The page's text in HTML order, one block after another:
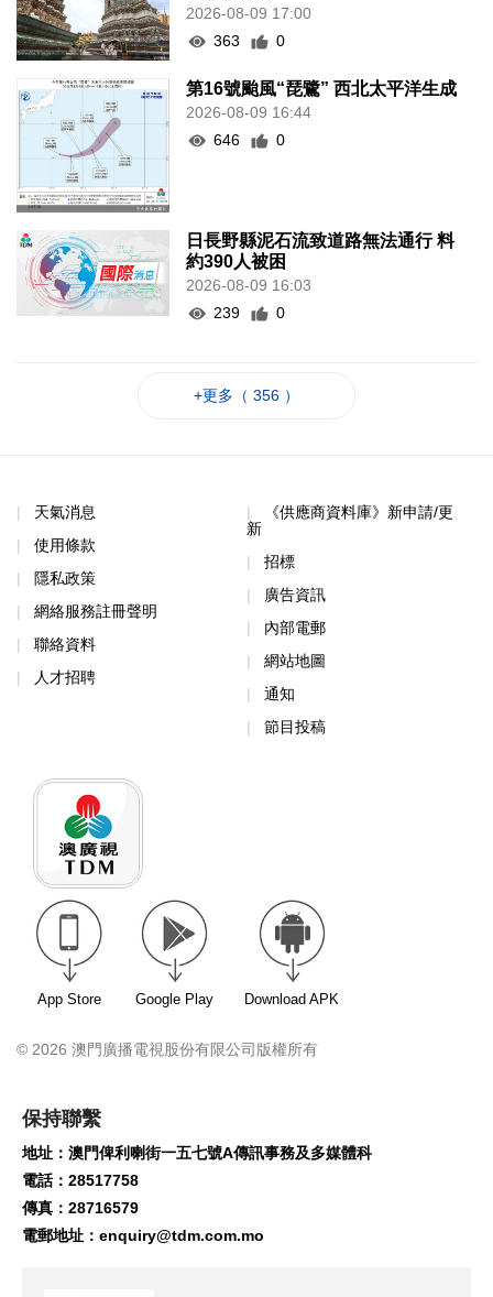
2026-08-09 17:00
363
0
第16號颱風“琵鷺” 西北太平洋生成
2026-08-09 16:44
646
0
日長野縣泥石流致道路無法通行 料
約390人被困
2026-08-09 16:03
239
0
+更多（ 356 ）
天氣消息
使用條款
隱私政策
網絡服務註冊聲明
聯絡資料
人才招聘
《供應商資料庫》新申請/更
新
招標
廣告資訊
內部電郵
網站地圖
通知
節目投稿
App Store Google Play Download APK
© 2026 澳門廣播電視股份有限公司版權所有
保持聯繫
地址：澳門俾利喇街一五七號A傳訊事務及多媒體科
電話：28517758
傳真：28716579
電郵地址： enquiry@tdm.com.mo